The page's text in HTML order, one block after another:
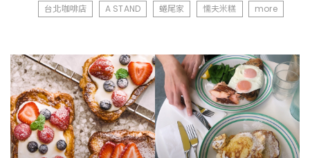
台北咖啡店 A STAND 蜷尾家 懦夫米糕 more